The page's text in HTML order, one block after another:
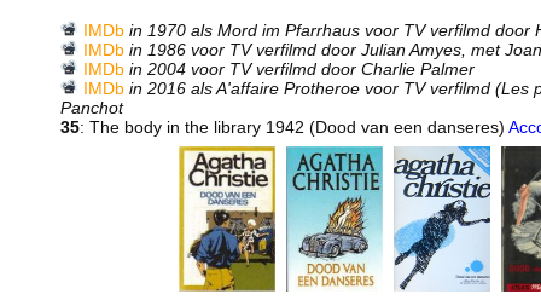
IMDb in 1970 als Mord im Pfarrhaus voor TV verfilmd door
IMDb in 1986 voor TV verfilmd door Julian Amyes, met
IMDb in 2004 voor TV verfilmd door Charlie Palmer
IMDb in 2016 als A'affaire Protheroe voor TV verfilmd (Les
Panchot
35: The body in the library 1942 (Dood van een danseres)